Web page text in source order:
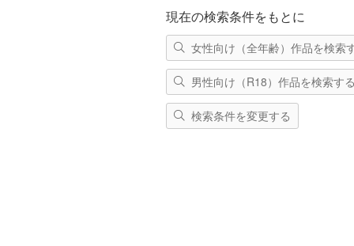
現在の検索条件をもとに
女性向け（全年齢）作品を検索
男性向け（R18）作品を検索す
検索条件を変更する